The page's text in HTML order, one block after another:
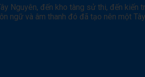
Nguyên, đến kho tàng sử thi, đến kiến
ngữ và âm thanh đó đã tạo nên một